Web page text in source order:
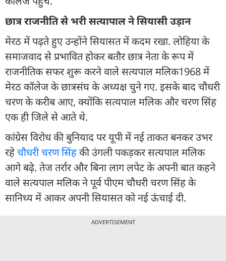
छात्र राजनीति से भरी सत्यापाल ने सियासी उड़ान
मेरठ में पढ़ते हुए उन्होंने सियासत में कदम रखा. लोहिया के
समाजवाद से प्रभावित होकर बतौर छात्र नेता के रूप में
राजनीतिक सफर शुरू करने वाले सत्यपाल मलिक1968 में
मेरठ कॉलेज के छात्रसंघ के अध्यक्ष चुने गए. इसके बाद चौधरी
चरण के करीब आए, क्योंकि सत्यपाल मलिक और चरण सिंह
एक ही जिले से आते थे.
कांग्रेस विरोध की बुनियाद पर यूपी में नई ताकत बनकर उभर
रहेचौधरी चरण सिंहकी उंगली पकड़कर सत्यपाल मलिक
आगे बढ़े. तेज तर्रार और बिना लाग लपेट के अपनी बात कहने
वाले सत्‍यपाल मलिक ने पूर्व पीएम चौधरी चरण सिंह के
सानिध्य में आकर अपनी सियासत को नई ऊंचाई दी.
ADVERTISEMENT